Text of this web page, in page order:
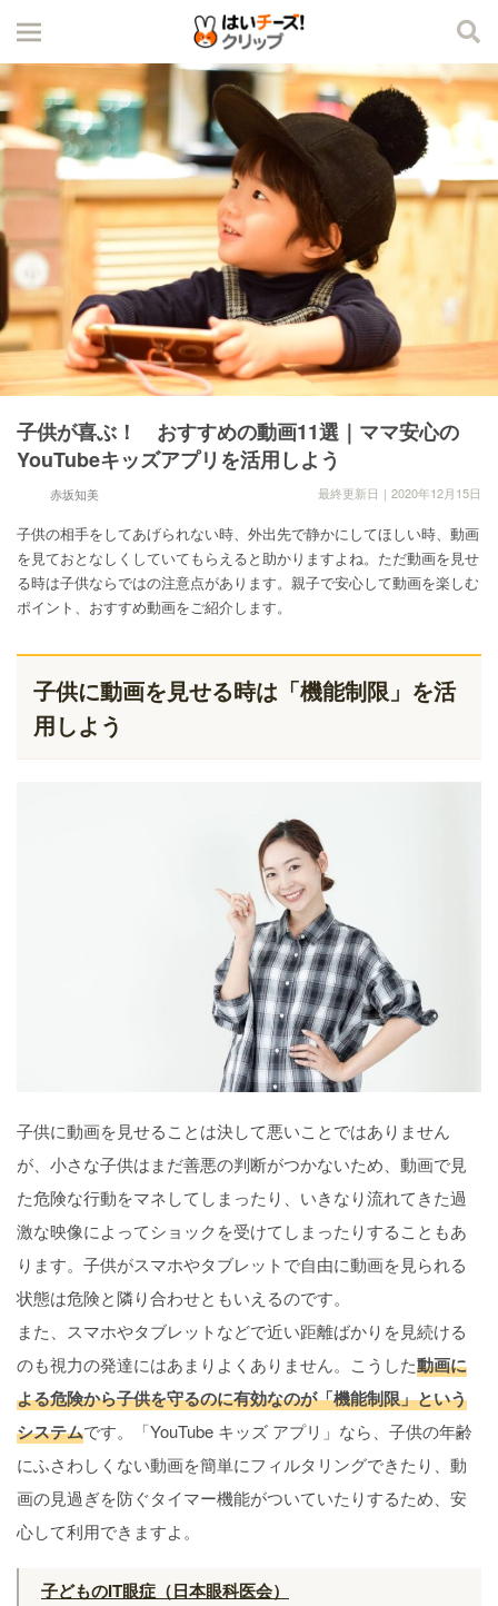
子供が喜ぶ！ おすすめの動画11選｜ママ安心の
YouTubeキッズアプリを活用しよう
赤坂知美 最終更新日｜2020年12月15日
子供の相手をしてあげられない時、外出先で静かにしてほしい時、動画
を見ておとなしくしていてもらえると助かりますよね。ただ動画を見せ
る時は子供ならではの注意点があります。親子で安心して動画を楽しむ
ポイント、おすすめ動画をご紹介します。
子供に動画を見せる時は「機能制限」を活
用しよう
子供に動画を見せることは決して悪いことではありません
が、小さな子供はまだ善悪の判断がつかないため、動画で見
た危険な行動をマネしてしまったり、いきなり流れてきた過
激な映像によってショックを受けてしまったりすることもあ
ります。子供がスマホやタブレットで自由に動画を見られる
状態は危険と隣り合わせともいえるのです。
また、スマホやタブレットなどで近い距離ばかりを見続ける
のも視力の発達にはあまりよくありません。こうした動画に
よる危険から子供を守るのに有効なのが「機能制限」という
システムです。「YouTube キッズ アプリ」なら、子供の年齢
にふさわしくない動画を簡単にフィルタリングできたり、動
画の見過ぎを防ぐタイマー機能がついていたりするため、安
心して利用できますよ。
子どものIT眼症（日本眼科医会）